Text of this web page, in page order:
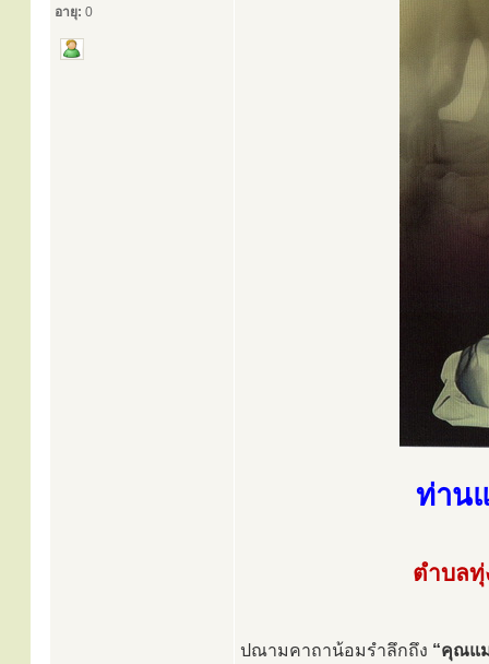
อายุ: 0
ท่าน
ตำบลทุ่
ปณามคาถาน้อมรำลึกถึง “คุณแ